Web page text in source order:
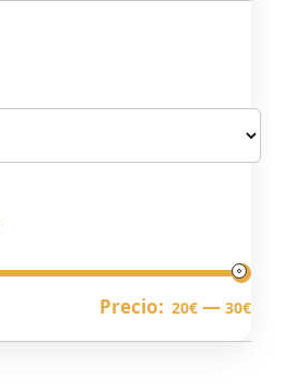
Precio: 20€ — 30€